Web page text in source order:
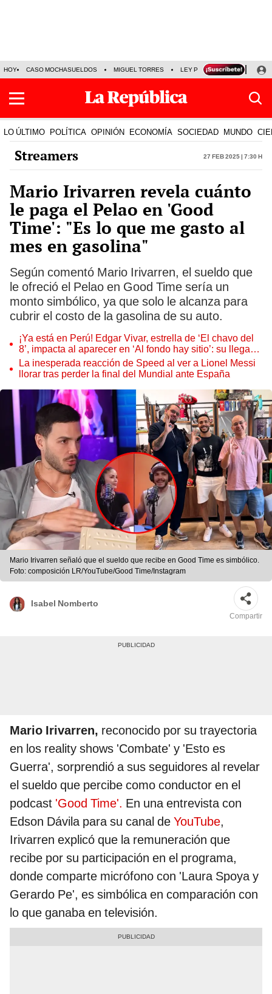
HOY CASO MOCHASUELDOS MIGUEL TORRES LEY PULPÍN PRECIO DEL
LO ÚLTIMO POLÍTICA OPINIÓN ECONOMÍA SOCIEDAD MUNDO
Streamers 27 Feb 2025 | 7:30 h
Mario Irivarren revela cuánto
le paga el Pelao en 'Good
Time': "Es lo que me gasto al
mes en gasolina"
Según comentó Mario Irivarren, el sueldo que
le ofreció el Pelao en Good Time sería un
monto simbólico, ya que solo le alcanza para
cubrir el costo de la gasolina de su auto.
¡Ya está en Perú! Edgar Vivar, estrella de ‘El chavo del
8’, impacta al aparecer en ‘Al fondo hay sitio’: su llegada
remecerá a los Gonzales
La inesperada reacción de Speed al ver a Lionel Messi
llorar tras perder la final del Mundial ante España
Mario Irivarren señaló que el sueldo que recibe en Good Time es simbólico.
Foto: composición LR/YouTube/Good Time/Instagram
Isabel Nomberto
Compartir
Mario Irivarren, reconocido por su trayectoria
en los reality shows 'Combate' y 'Esto es
Guerra', sorprendió a sus seguidores al revelar
el sueldo que percibe como conductor en el
podcast 'Good Time'. En una entrevista con
Edson Dávila para su canal de YouTube,
Irivarren explicó que la remuneración que
recibe por su participación en el programa,
donde comparte micrófono con 'Laura Spoya y
Gerardo Pe', es simbólica en comparación con
lo que ganaba en televisión.